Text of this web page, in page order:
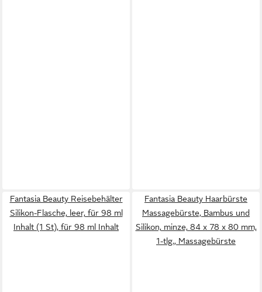
Fantasia Beauty Reisebehälter
Silikon-Flasche, leer, für 98 ml
Inhalt (1 St), für 98 ml Inhalt
Fantasia Beauty Haarbürste
Massagebürste, Bambus und
Silikon, minze, 84 x 78 x 80 mm,
1-tlg., Massagebürste